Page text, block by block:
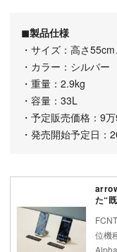
◼︎製品仕様
・サイズ：高さ
・カラー：シルバー
・重量：2.9kg
・容量：33L
・予定販売価格：9
・発売開始予定日：
た“
位機